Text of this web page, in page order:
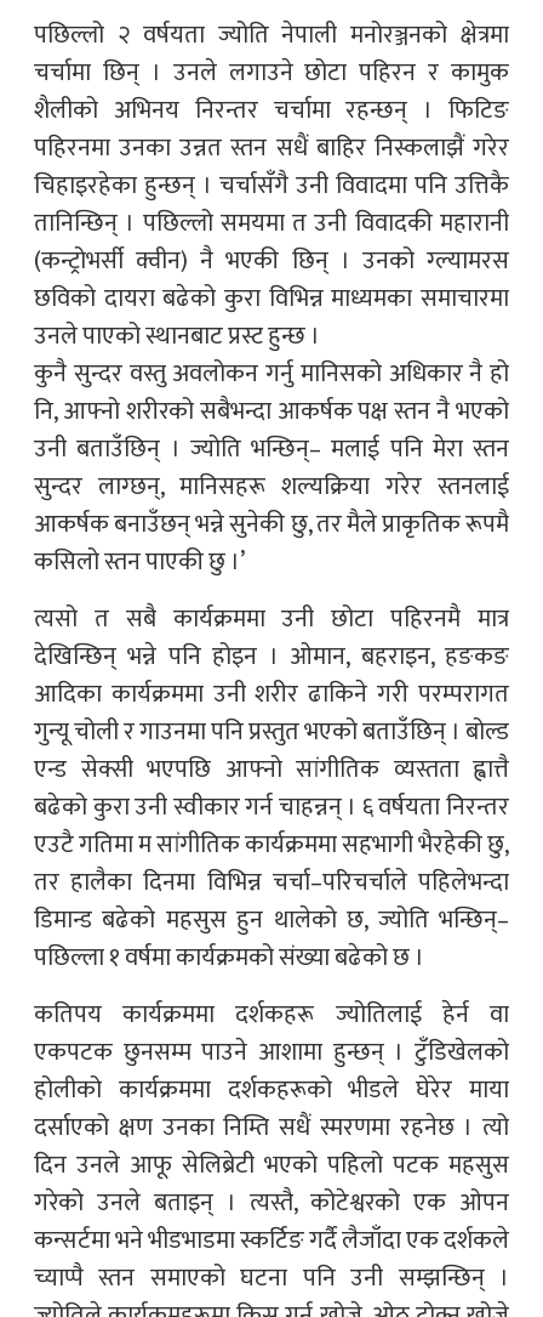
पछिल्लो २ वर्षयता ज्योति नेपाली मनोरञ्जनको क्षेत्रमा
चर्चामा छिन् । उनले लगाउने छोटा पहिरन र कामुक
शैलीको अभिनय निरन्तर चर्चामा रहन्छन् । फिटिङ
पहिरनमा उनका उन्नत स्तन सधैं बाहिर निस्कलाझैं गरेर
चिहाइरहेका हुन्छन् । चर्चासँगै उनी विवादमा पनि उत्तिकै
तानिन्छिन् । पछिल्लो समयमा त उनी विवादकी महारानी
(कन्ट्रोभर्सी क्वीन) नै भएकी छिन् । उनको ग्ल्यामरस
छविको दायरा बढेको कुरा विभिन्न माध्यमका समाचारमा
उनले पाएको स्थानबाट प्रस्ट हुन्छ ।
कुनै सुन्दर वस्तु अवलोकन गर्नु मानिसको अधिकार नै हो
नि, आफ्नो शरीरको सबैभन्दा आकर्षक पक्ष स्तन नै भएको
उनी बताउँछिन् । ज्योति भन्छिन्– मलाई पनि मेरा स्तन
सुन्दर लाग्छन्, मानिसहरू शल्यक्रिया गरेर स्तनलाई
आकर्षक बनाउँछन् भन्ने सुनेकी छु, तर मैले प्राकृतिक रूपमै
कसिलो स्तन पाएकी छु ।’
त्यसो त सबै कार्यक्रममा उनी छोटा पहिरनमै मात्र
देखिन्छिन् भन्ने पनि होइन । ओमान, बहराइन, हङकङ
आदिका कार्यक्रममा उनी शरीर ढाकिने गरी परम्परागत
गुन्यू चोली र गाउनमा पनि प्रस्तुत भएको बताउँछिन् । बोल्ड
एन्ड सेक्सी भएपछि आफ्नो सांगीतिक व्यस्तता ह्वात्तै
बढेको कुरा उनी स्वीकार गर्न चाहन्नन् । ६ वर्षयता निरन्तर
एउटै गतिमा म सांगीतिक कार्यक्रममा सहभागी भैरहेकी छु,
तर हालैका दिनमा विभिन्न चर्चा–परिचर्चाले पहिलेभन्दा
डिमान्ड बढेको महसुस हुन थालेको छ, ज्योति भन्छिन्–
पछिल्ला १ वर्षमा कार्यक्रमको संख्या बढेको छ ।
कतिपय कार्यक्रममा दर्शकहरू ज्योतिलाई हेर्न वा
एकपटक छुनसम्म पाउने आशामा हुन्छन् । टुँडिखेलको
होलीको कार्यक्रममा दर्शकहरूको भीडले घेरेर माया
दर्साएको क्षण उनका निम्ति सधैं स्मरणमा रहनेछ । त्यो
दिन उनले आफू सेलिब्रेटी भएको पहिलो पटक महसुस
गरेको उनले बताइन् । त्यस्तै, कोटेश्वरको एक ओपन
कन्सर्टमा भने भीडभाडमा स्कर्टिङ गर्दै लैजाँदा एक दर्शकले
च्याप्पै स्तन समाएको घटना पनि उनी सम्झन्छिन् ।